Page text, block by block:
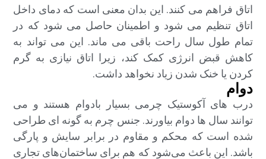
اتاق فراهم می کنند. این بدان معنی است که دمای داخل
اتاق تنظیم می شود و اطمینان حاصل می شود که در
تمام طول سال راحت باقی می ماند. این می تواند به
کاهش قبض انرژی کمک کند، زیرا اتاق نیازی به گرم
کردن یا خنک شدن زیاد نخواهد داشت.
دوام
درب های آکوستیک چرمی بسیار بادوام هستند و می
توانند سال ها دوام بیاورند. جنس چرم به گونه ای طراحی
شده است که محکم و مقاوم در برابر سایش و پارگی
باشد. این باعث می‌شود که هم برای ساختمان‌های تجاری